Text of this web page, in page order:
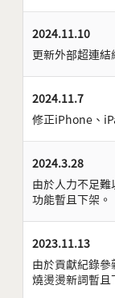
2024.11.10
更新外部超連結
2024.11.7
修正iPhone、
2024.3.28
由於人力不足
功能暫且下架。
2023.11.13
由於貢獻紀錄參
燒燙燙新詞暫且